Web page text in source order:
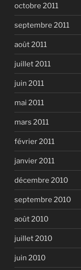
octobre 2011
septembre 2011
août 2011
juillet 2011
juin 2011
mai 2011
mars 2011
février 2011
janvier 2011
décembre 2010
septembre 2010
août 2010
juillet 2010
juin 2010